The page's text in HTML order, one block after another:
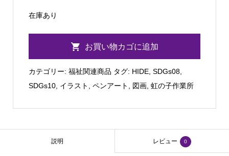
在庫あり
子】
ロ
お買い物カゴに追加
カテゴリー: 福祉関連商品 タグ: HIDE, SDGs08,
SDGs10, イラスト ペンアート 図画, 虹の子作業所
説明 レビュー 0